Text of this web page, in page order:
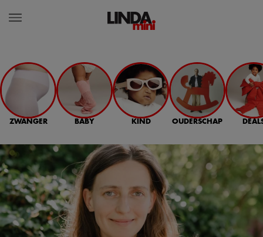
ZWANGER BABY KIND OUDERSCHAP